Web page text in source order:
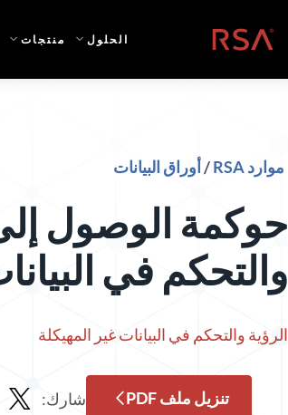
الصفحة الرئيسية الحلول منتجات
موارد RSA / أوراق البيانات
حوكمة الوصول إلى
والتحكم في
الرؤية والتحكم في البيانات غير المهيكلة
تنزيل ملف PDF شارك: